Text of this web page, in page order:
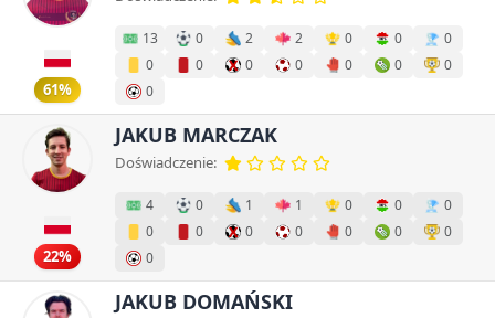
61%
13 0 2 2 0 0
0
0
0 0 0 0 0
0
0
22%
JAKUB MARCZAK
Doświadczenie:
4 0 1 1 0 0
0
0
0 0 0 0 0
0
0
JAKUB DOMAŃSKI